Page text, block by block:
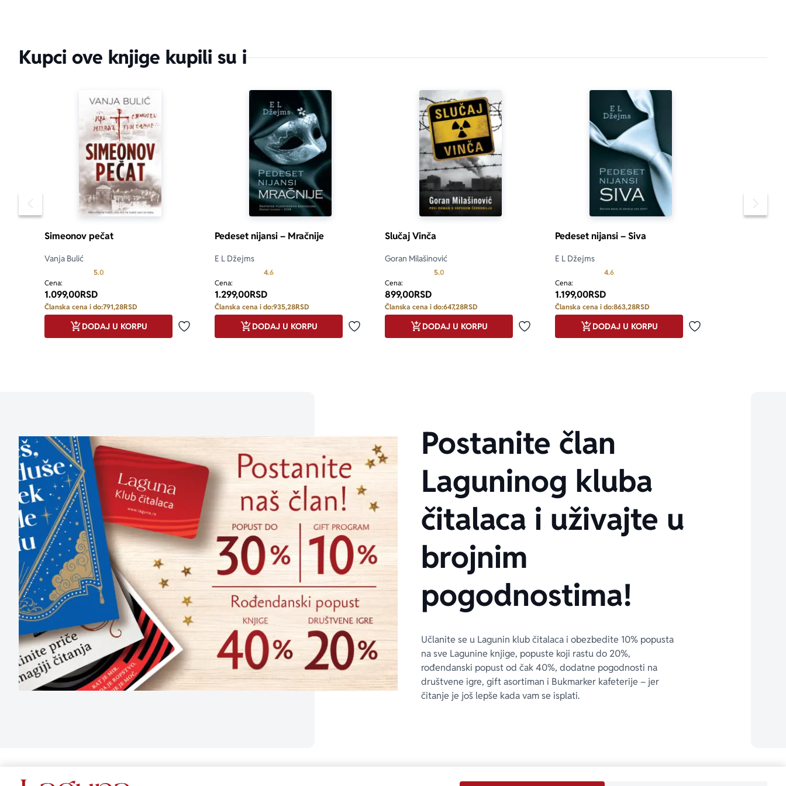
Kupci ove knjige kupili su i
Pomeranje sadržaja slajdera u levo
Simeonov pečat
Vanja Bulić
5.0
Cena:
1.099,00RSD
Članska cena i do:791,28RSD
Dodaj u omiljene
DODAJ U KORPU
Pedeset nijansi – Mračnije
E L Džejms
4.6Prosecna ocena je 4.6 od 5
Cena:
1.299,00RSD
Članska cena i do:935,28RSD
Dodaj u omiljene
DODAJ U KORPU
Slučaj Vinča
Goran Milašinović
5.0
Cena:
899,00RSD
Članska cena i do:647,28RSD
Dodaj u omiljene
DODAJ U KORPU
Pedeset nijansi – Siva
E L Džejms
4.6Prosecna ocena je 4.6 od 5
Cena:
1.199,00RSD
Članska cena i do:863,28RSD
Dodaj u omiljene
DODAJ U KORPU
Postanite član
Laguninog kluba
čitalaca i uživajte u
brojnim
pogodnostima!
Učlanite se u Lagunin klub čitalaca i obezbedite 10% popusta
na sve Lagunine knjige, popuste koji rastu do 20%,
rođendanski popust od čak 40%, dodatne pogodnosti na
društvene igre, gift asortiman i Bukmarker kafeterije – jer
čitanje je još lepše kada vam se isplati.